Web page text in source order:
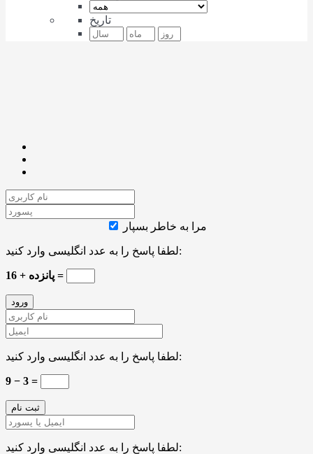
تاریخ
مرا به خاطر بسپار
لطفا پاسخ را به عدد انگلیسی وارد کنید:
16 + پانزده =
لطفا پاسخ را به عدد انگلیسی وارد کنید:
9 − 3 =
لطفا پاسخ را به عدد انگلیسی وارد کنید: